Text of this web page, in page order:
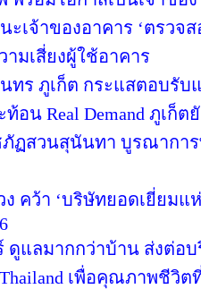
ะเจ้าของอาคาร ‘ตรวจ
มเสี่ยงผู้ใช้อาคาร
ทร ภูเก็ต กระแสตอบรับ
อน Real Demand ภูเก็ต
ภัฏสวนสุนันทา บูรณากา
คว้า ‘บริษัทยอดเยี่ยมแห่
ดูแลมากกว่าบ้าน ส่งต่อ
Thailand เพื่อคุณภาพชี